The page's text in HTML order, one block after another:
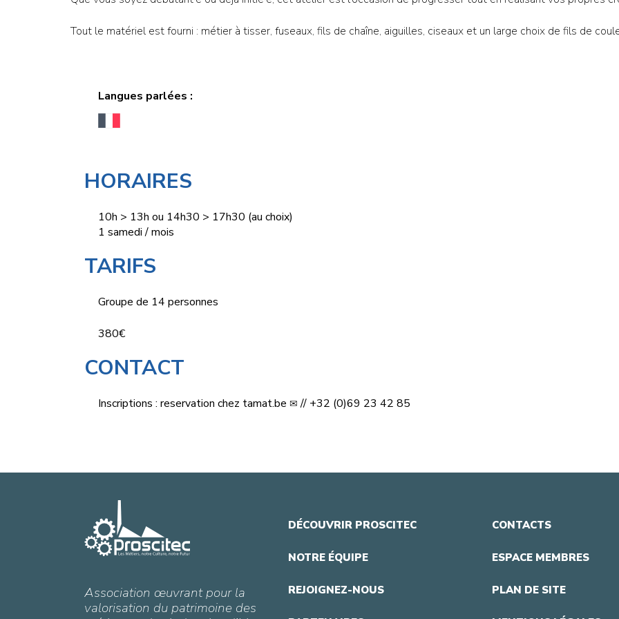
Tout le matériel est fourni : métier à tisser, fuseaux, fils de chaîne, aiguilles, ciseaux et un large choix de fils de
Langues parlées :
HORAIRES
10h > 13h ou 14h30 > 17h30 (au choix)
1 samedi / mois
TARIFS
Groupe de 14 personnes
380€
CONTACT
Inscriptions : reservation chez tamat.be // +32 (0)69 23 42 85
Association œuvrant pour la
valorisation du patrimoine des
DÉCOUVRIR PROSCITEC
NOTRE ÉQUIPE
REJOIGNEZ-NOUS
CONTACTS
ESPACE MEMBRES
PLAN DE SITE